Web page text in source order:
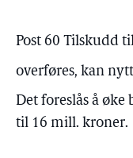
Post 60 Tilskudd
overføres, kan
Det foreslås å
til 16 mill. kroner.